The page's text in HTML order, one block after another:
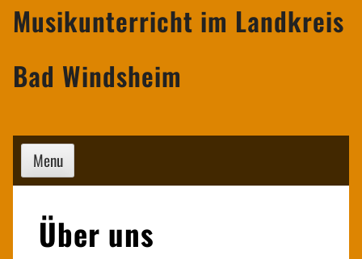
Musikunterricht im Landkreis
Bad Windsheim
Menu
Über uns